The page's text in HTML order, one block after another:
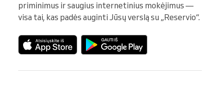
priminimus ir saugius internetinius mokėjimus —
visa tai, kas padės auginti Jūsų verslą su „Reservio“.